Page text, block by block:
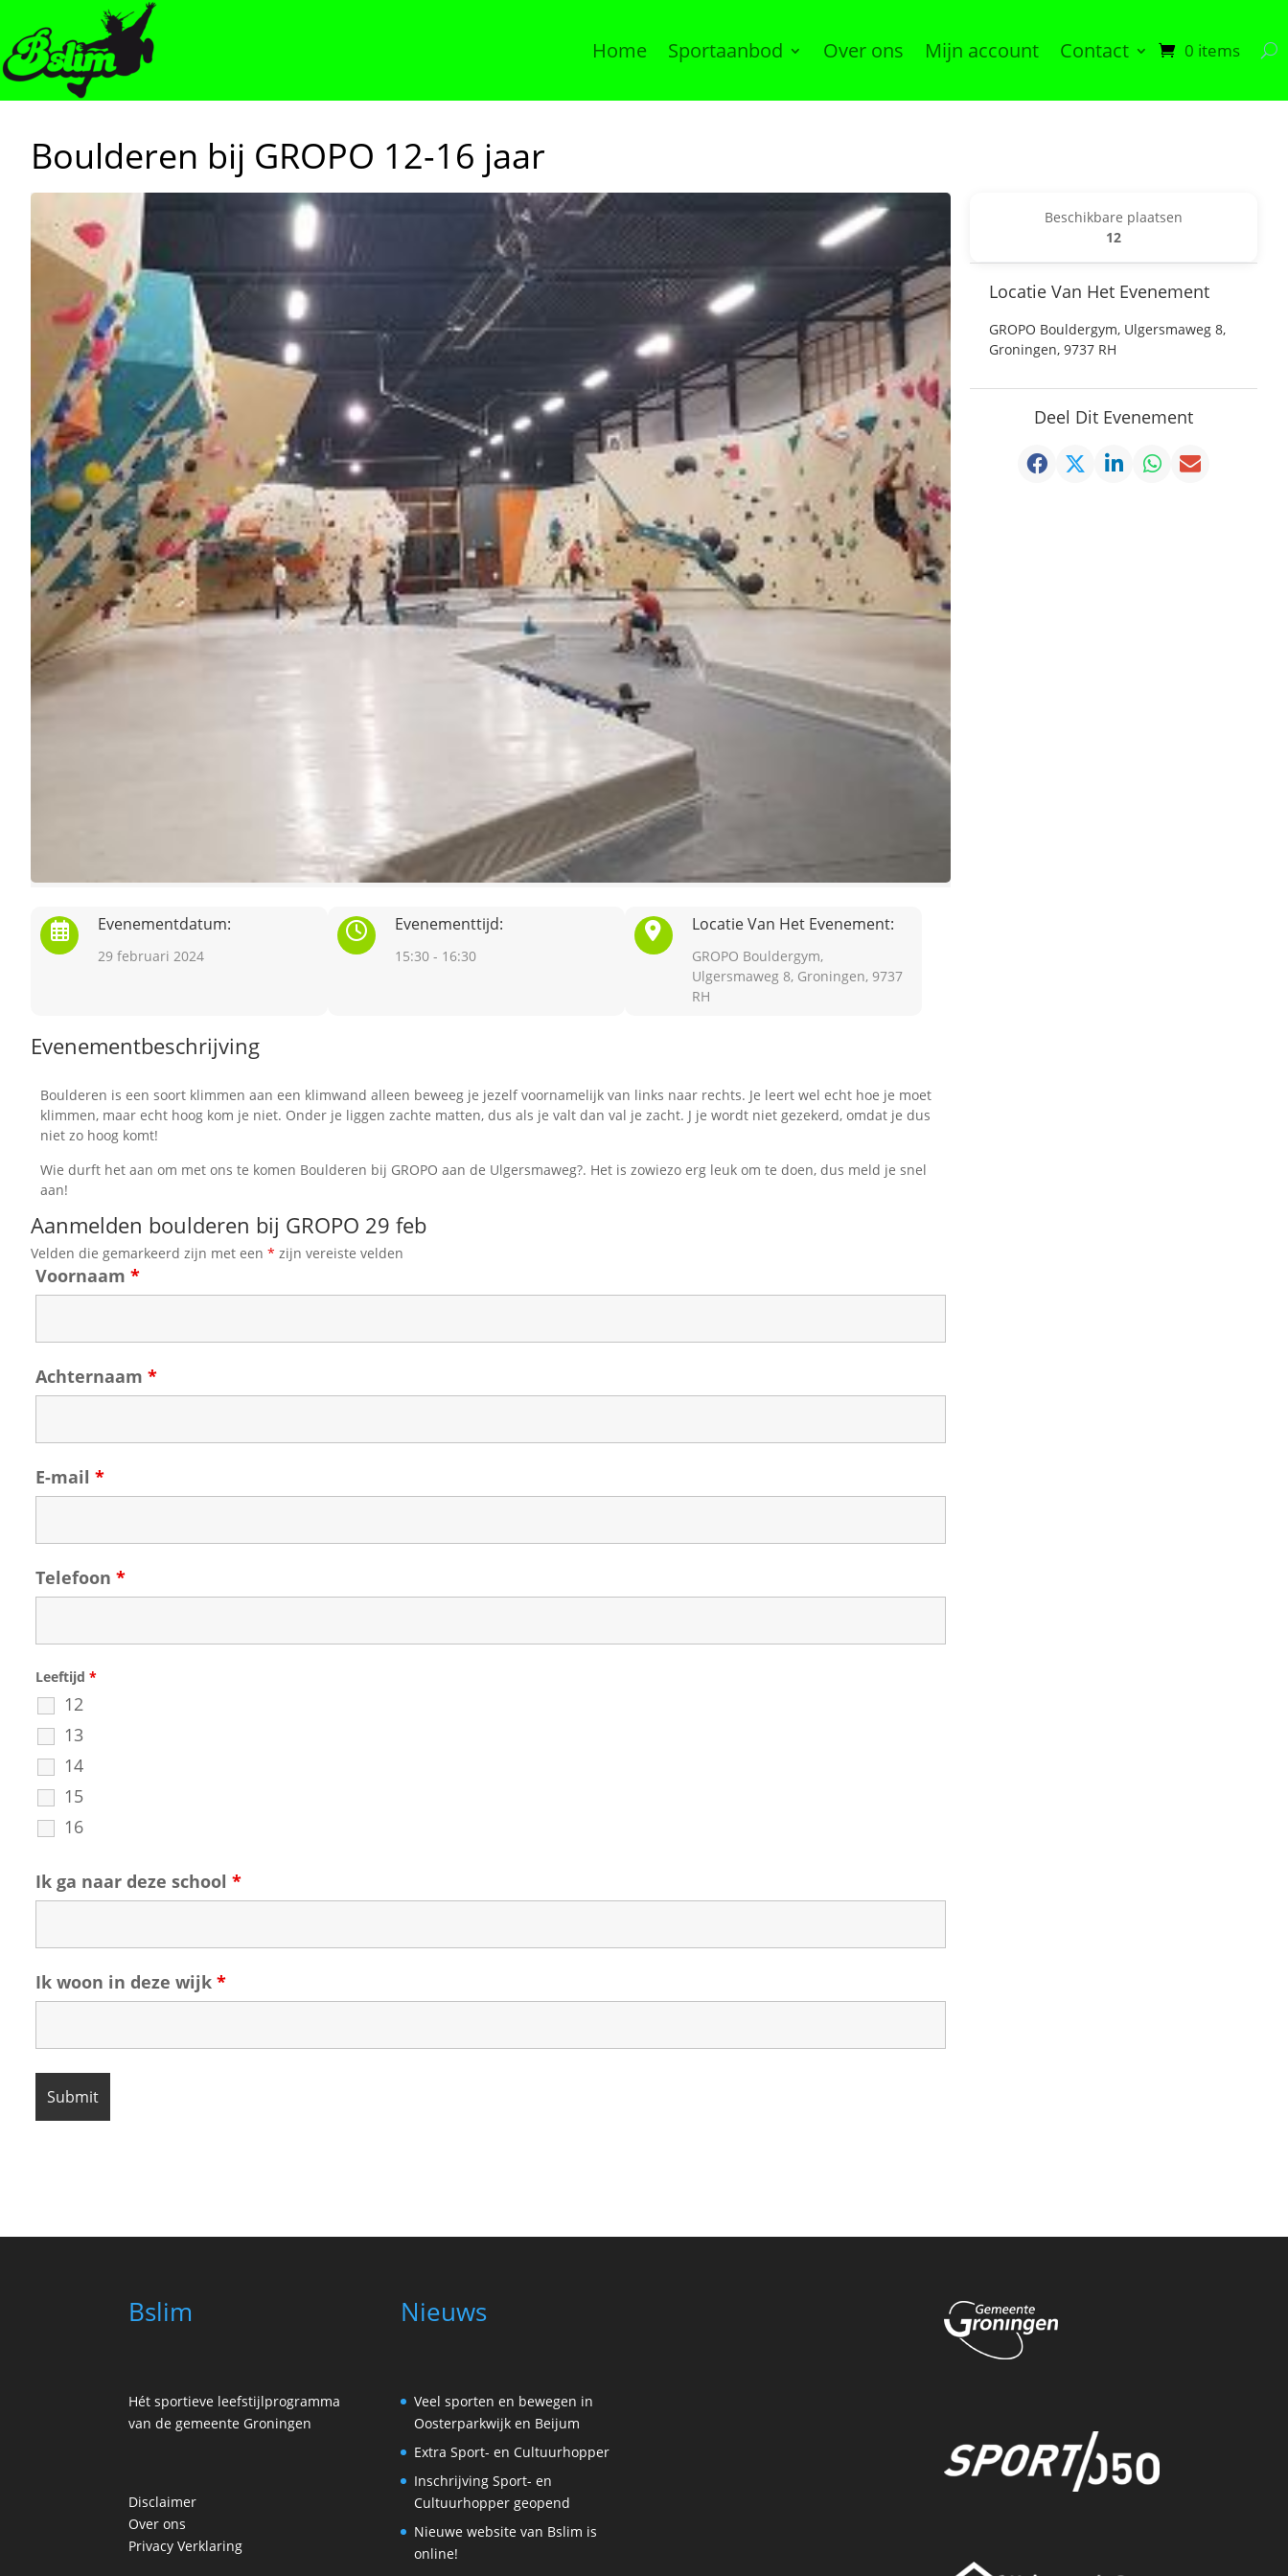
Home Sportaanbod Over ons Mijn account Contact 0 items
Boulderen bij GROPO 12-16 jaar
Evenementdatum:
29 februari 2024
Evenementtijd:
15:30 - 16:30
Locatie Van Het Evenement:
GROPO Bouldergym,
Ulgersmaweg 8, Groningen, 9737
RH
Evenementbeschrijving
Boulderen is een soort klimmen aan een klimwand alleen beweeg je jezelf voornamelijk van links naar rechts. Je leert wel echt hoe je moet
klimmen, maar echt hoog kom je niet. Onder je liggen zachte matten, dus als je valt dan val je zacht. J je wordt niet gezekerd, omdat je dus
niet zo hoog komt!
Wie durft het aan om met ons te komen Boulderen bij GROPO aan de Ulgersmaweg?. Het is zowiezo erg leuk om te doen, dus meld je snel
aan!
Aanmelden boulderen bij GROPO 29 feb
Velden die gemarkeerd zijn met een * zijn vereiste velden
Voornaam *
Achternaam *
E-mail *
Telefoon *
Leeftijd *
12
13
14
15
16
Ik ga naar deze school *
Ik woon in deze wijk *
Beschikbare plaatsen
12
Locatie Van Het Evenement
GROPO Bouldergym, Ulgersmaweg 8,
Groningen, 9737 RH
Deel Dit Evenement
Bslim
Hét sportieve leefstijlprogramma
van de gemeente Groningen
Disclaimer
Over ons
Privacy Verklaring
Nieuws
Veel sporten en bewegen in
Oosterparkwijk en Beijum
Extra Sport- en Cultuurhopper
Inschrijving Sport- en
Cultuurhopper geopend
Nieuwe website van Bslim is
online!